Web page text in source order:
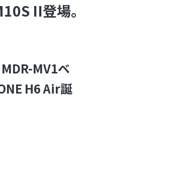
II登場。
MV1ベ
H6 Air誕